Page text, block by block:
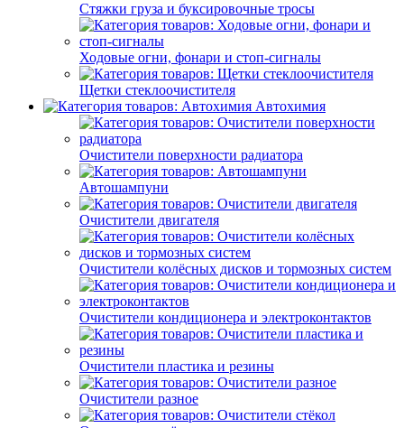
Стяжки груза и буксировочные тросы
Ходовые огни, фонари и стоп-сигналы
Щетки стеклоочистителя
Автохимия
Очистители поверхности радиатора
Автошампуни
Очистители двигателя
Очистители колёсных дисков и тормозных систем
Очистители кондиционера и электроконтактов
Очистители пластика и резины
Очистители разное